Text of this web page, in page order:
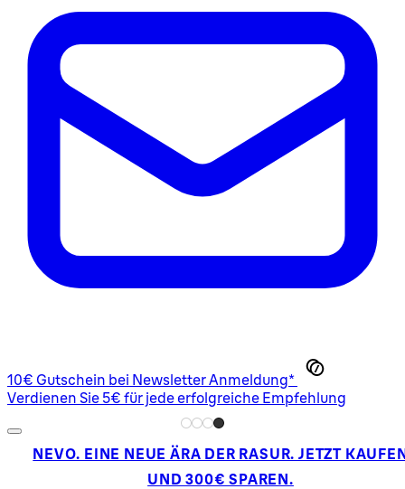
10€ Gutschein bei Newsletter Anmeldung*
Verdienen Sie 5€ für jede erfolgreiche Empfehlung
NEVO. EINE NEUE ÄRA DER RASUR. JETZT
UND 300€ SPAREN.